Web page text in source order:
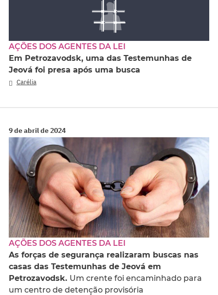
AÇÕES DOS AGENTES DA LEI
Em Petrozavodsk, uma das Testemunhas de
Jeová foi presa após uma busca
Carélia
9 de abril de 2024
AÇÕES DOS AGENTES DA LEI
As forças de segurança realizaram buscas nas
casas das Testemunhas de Jeová em
Petrozavodsk. Um crente foi encaminhado para
um centro de detenção provisória